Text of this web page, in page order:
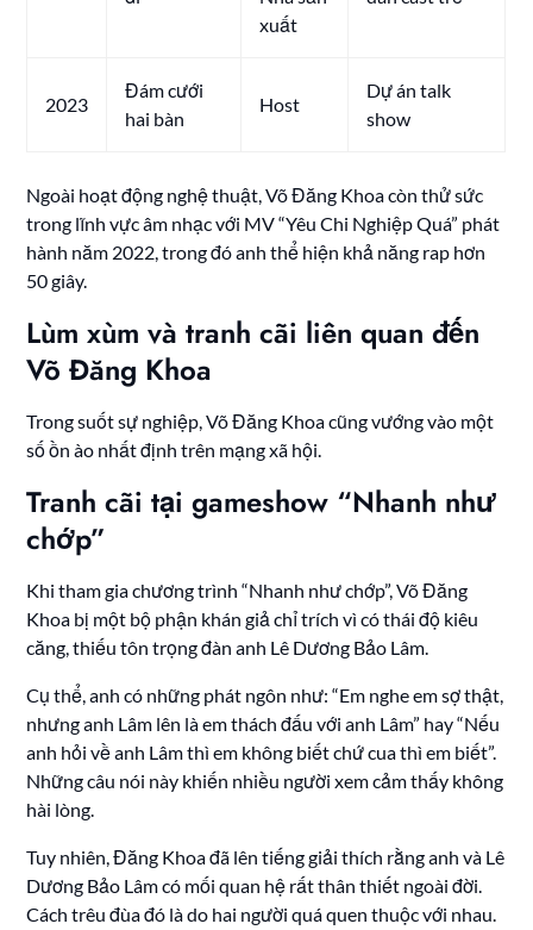
xuất
2023
Đám cưới
hai bàn
Host
Dự án talk
show
Ngoài hoạt động nghệ thuật, Võ Đăng Khoa còn thử sức
trong lĩnh vực âm nhạc với MV “Yêu Chi Nghiệp Quá” phát
hành năm 2022, trong đó anh thể hiện khả năng rap hơn
50 giây.
Lùm xùm và tranh cãi liên quan đến
Võ Đăng Khoa
Trong suốt sự nghiệp, Võ Đăng Khoa cũng vướng vào một
số ồn ào nhất định trên mạng xã hội.
Tranh cãi tại gameshow “Nhanh như
chớp”
Khi tham gia chương trình “Nhanh như chớp”, Võ Đăng
Khoa bị một bộ phận khán giả chỉ trích vì có thái độ kiêu
căng, thiếu tôn trọng đàn anh Lê Dương Bảo Lâm.
Cụ thể, anh có những phát ngôn như: “Em nghe em sợ thật,
nhưng anh Lâm lên là em thách đấu với anh Lâm” hay “Nếu
anh hỏi về anh Lâm thì em không biết chứ cua thì em biết”.
Những câu nói này khiến nhiều người xem cảm thấy không
hài lòng.
Tuy nhiên, Đăng Khoa đã lên tiếng giải thích rằng anh và Lê
Dương Bảo Lâm có mối quan hệ rất thân thiết ngoài đời.
Cách trêu đùa đó là do hai người quá quen thuộc với nhau.